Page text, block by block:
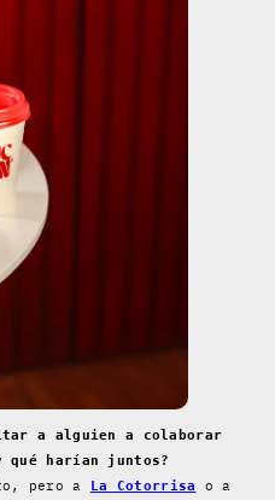
a alguien a colaborar
harían juntos?
pero a La Cotorrisa o a